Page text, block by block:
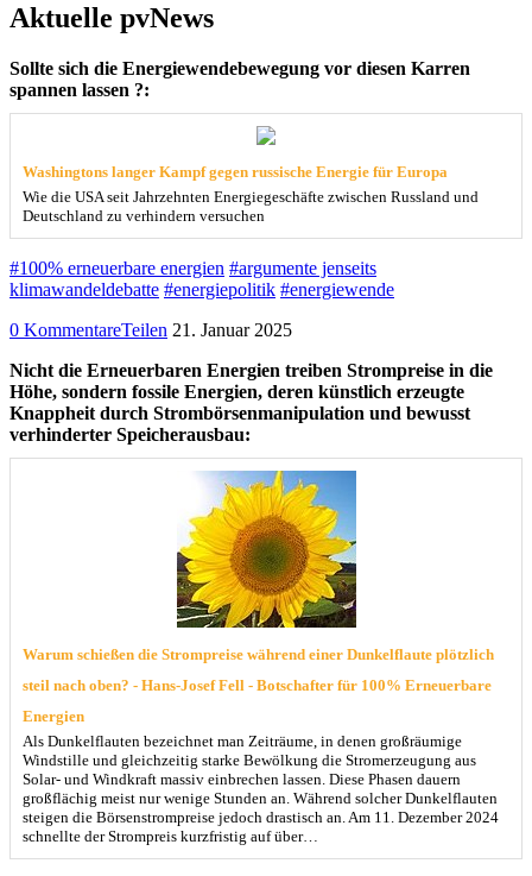
Aktuelle pvNews
Sollte sich die Energiewendebewegung vor diesen Karren
spannen lassen ?:
Washingtons langer Kampf gegen russische Energie für Europa
Wie die USA seit Jahrzehnten Energiegeschäfte zwischen Russland und
Deutschland zu verhindern versuchen
#100% erneuerbare energien #argumente jenseits
klimawandeldebatte #energiepolitik #energiewende
0 KommentareTeilen 21. Januar 2025
Nicht die Erneuerbaren Energien treiben Strompreise in die
Höhe, sondern fossile Energien, deren künstlich erzeugte
Knappheit durch Strombörsenmanipulation und bewusst
verhinderter Speicherausbau:
Warum schießen die Strompreise während einer Dunkelflaute plötzlich
steil nach oben? - Hans-Josef Fell - Botschafter für 100% Erneuerbare
Energien
Als Dunkelflauten bezeichnet man Zeiträume, in denen großräumige
Windstille und gleichzeitig starke Bewölkung die Stromerzeugung aus
Solar- und Windkraft massiv einbrechen lassen. Diese Phasen dauern
großflächig meist nur wenige Stunden an. Während solcher Dunkelflauten
steigen die Börsenstrompreise jedoch drastisch an. Am 11. Dezember 2024
schnellte der Strompreis kurzfristig auf über…